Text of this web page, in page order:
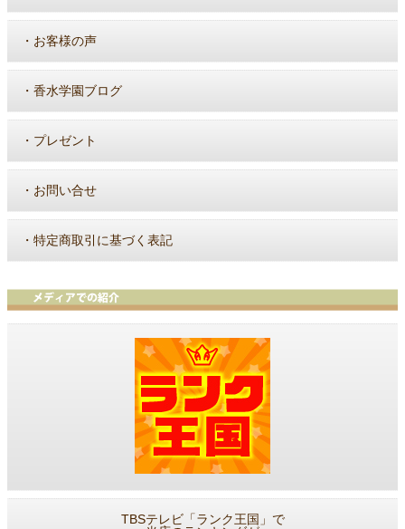
・ お客様の声
・ 香水学園ブログ
・ プレゼント
・ お問い合せ
・ 特定商取引に基づく表記
TBSテレビ「ランク王国」で